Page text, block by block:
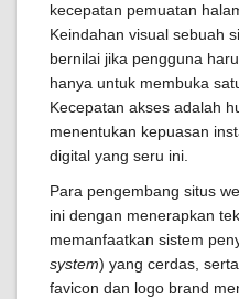
kecepatan pemuatan
Keindahan visual sebuah
bernilai jika pengguna
hanya untuk membuka
Kecepatan akses adalah
menentukan kepuasan
digital yang seru ini.
Para pengembang situs
ini dengan menerapkan
memanfaatkan sistem
system) yang cerdas,
favicon dan logo brand